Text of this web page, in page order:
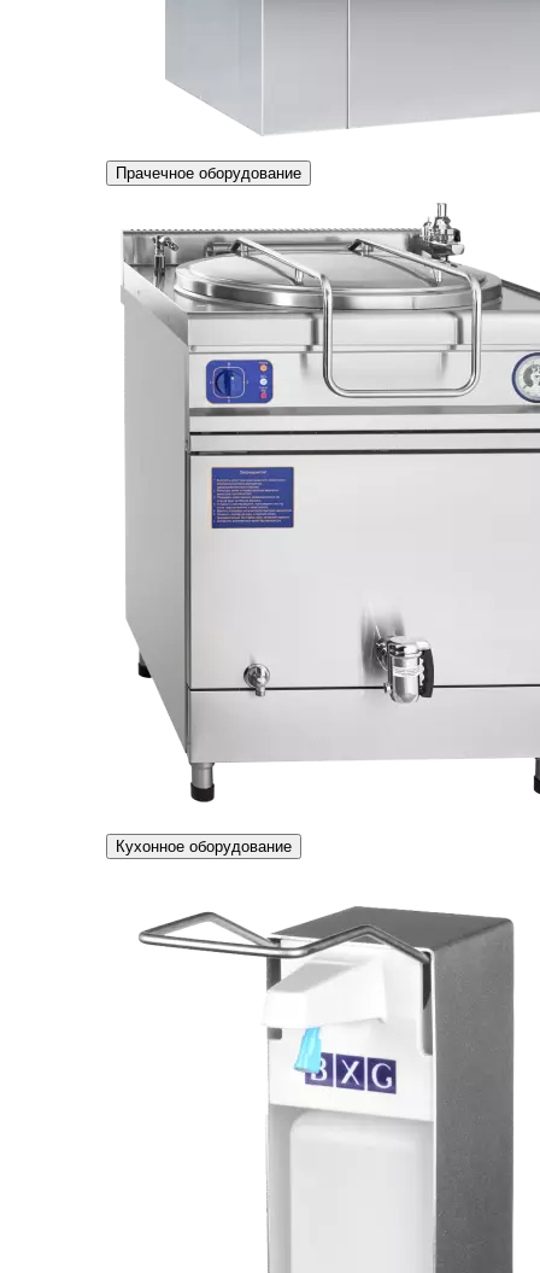
Прачечное оборудование
Кухонное оборудование